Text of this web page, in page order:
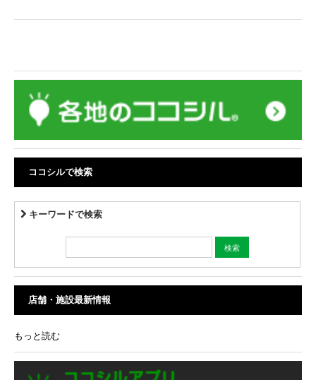
ココシルで検索
キーワードで検索
店舗・施設最新情報
もっと読む